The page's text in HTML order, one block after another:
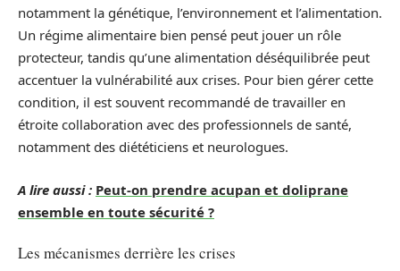
notamment la génétique, l’environnement et l’alimentation.
Un régime alimentaire bien pensé peut jouer un rôle
protecteur, tandis qu’une alimentation déséquilibrée peut
accentuer la vulnérabilité aux crises. Pour bien gérer cette
condition, il est souvent recommandé de travailler en
étroite collaboration avec des professionnels de santé,
notamment des diététiciens et neurologues.
A lire aussi : Peut-on prendre acupan et doliprane
ensemble en toute sécurité ?
Les mécanismes derrière les crises